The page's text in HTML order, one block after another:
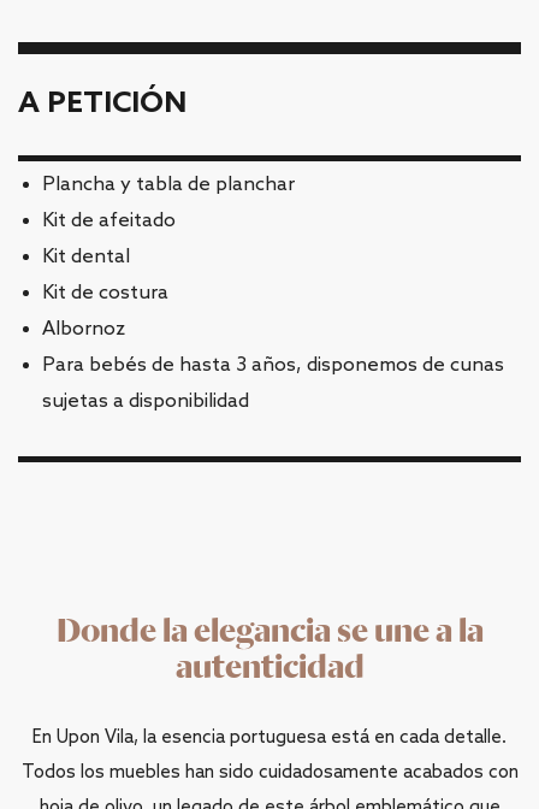
A PETICIÓN
Plancha y tabla de planchar
Kit de afeitado
Kit dental
Kit de costura
Albornoz
Para bebés de hasta 3 años, disponemos de cunas
sujetas a disponibilidad
Donde la elegancia se une a la
autenticidad
En Upon Vila, la esencia portuguesa está en cada detalle.
Todos los muebles han sido cuidadosamente acabados con